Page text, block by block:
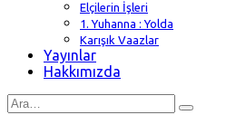
Elçilerin İşleri
1. Yuhanna : Yolda
Karışık Vaazlar
Yayınlar
Hakkımızda
Search